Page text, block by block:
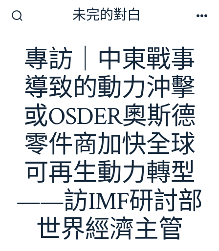
切
換
開
關
未完的對白
專訪｜中東戰事
導致的動力沖擊
或OSDER奧斯德
零件商加快全球
可再生動力轉型
——訪IMF研討部
世界經濟主管